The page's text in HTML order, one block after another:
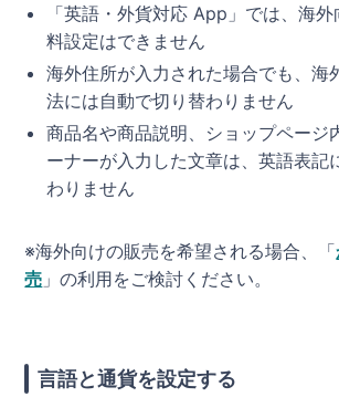
「英語・外貨対応 App」では、海
料設定はできません
海外住所が入力された場合でも、海
法には自動で切り替わりません
商品名や商品説明、ショップページ
ーナーが入力した文章は、英語表記
わりません
※海外向けの販売を希望される場合、「
売 」の利用をご検討ください。
言語と通貨を設定する